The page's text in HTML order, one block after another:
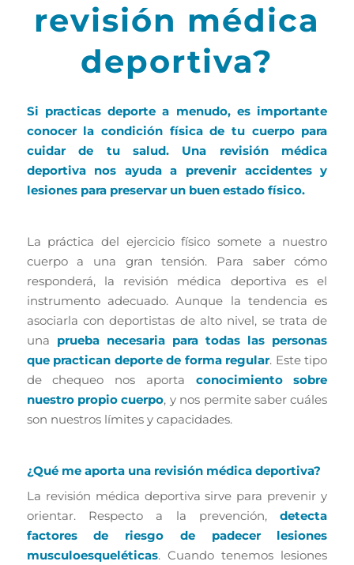
revisión médica
deportiva?
Si practicas deporte a menudo, es importante
conocer la condición física de tu cuerpo para
cuidar de tu salud. Una revisión médica
deportivanos ayuda a prevenir accidentes y
lesiones para preservar un buen estado físico.
La práctica del ejercicio físico somete a nuestro
cuerpo a una gran tensión. Para saber cómo
responderá, la revisión médica deportiva es el
instrumento adecuado. Aunque la tendencia es
asociarla con deportistas de alto nivel, se trata de
una prueba necesaria para todas las personas
que practican deporte de forma regular. Este tipo
de chequeo nos aporta conocimiento sobre
nuestro propio cuerpo, y nos permite saber cuáles
son nuestros límites y capacidades.
¿Qué me aporta una revisión médica deportiva?
La revisión médica deportiva sirve para prevenir y
orientar. Respecto a la prevención,detecta
factores de riesgo de padecer lesiones
musculoesqueléticas. Cuando tenemos lesiones